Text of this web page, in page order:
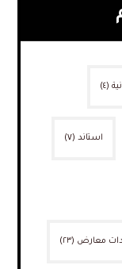
(٤)
استاند (٧)
معارض (٢٣)